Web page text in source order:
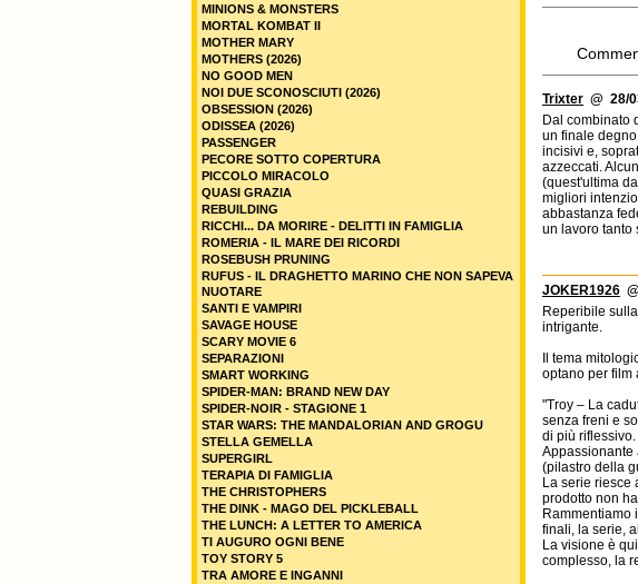
Trixter @ 28/
Dal combinato
un finale
incisivi e,
azzeccati.
(quest'ultima
migliori
abbastanza
un lavoro tanto
JOKER1926
Reperibile
intrigante.
Il tema
optano per film
"Troy – La
senza freni e
di più
Appassionante
(pilastro della
La serie riesce
prodotto non
Rammentiamo
finali, la serie,
La visione è
complesso, la
MINIONS & MONSTERS
MORTAL KOMBAT II
MOTHER MARY
MOTHERS (2026)
NO GOOD MEN
NOI DUE SCONOSCIUTI (2026)
OBSESSION (2026)
ODISSEA (2026)
PASSENGER
PECORE SOTTO COPERTURA
PICCOLO MIRACOLO
QUASI GRAZIA
REBUILDING
RICCHI... DA MORIRE - DELITTI IN FAMIGLIA
ROMERIA - IL MARE DEI RICORDI
ROSEBUSH PRUNING
RUFUS - IL DRAGHETTO MARINO CHE NON SAPEVA
NUOTARE
SANTI E VAMPIRI
SAVAGE HOUSE
SCARY MOVIE 6
SEPARAZIONI
SMART WORKING
SPIDER-MAN: BRAND NEW DAY
SPIDER-NOIR - STAGIONE 1
STAR WARS: THE MANDALORIAN AND GROGU
STELLA GEMELLA
SUPERGIRL
TERAPIA DI FAMIGLIA
THE CHRISTOPHERS
THE DINK - MAGO DEL PICKLEBALL
THE LUNCH: A LETTER TO AMERICA
TI AUGURO OGNI BENE
TOY STORY 5
TRA AMORE E INGANNI